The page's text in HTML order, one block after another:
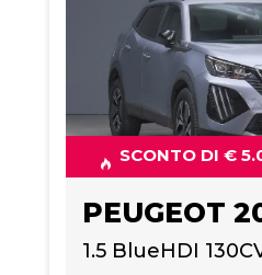
SCONTO DI €
PEUGEOT
1.5 BlueHDI